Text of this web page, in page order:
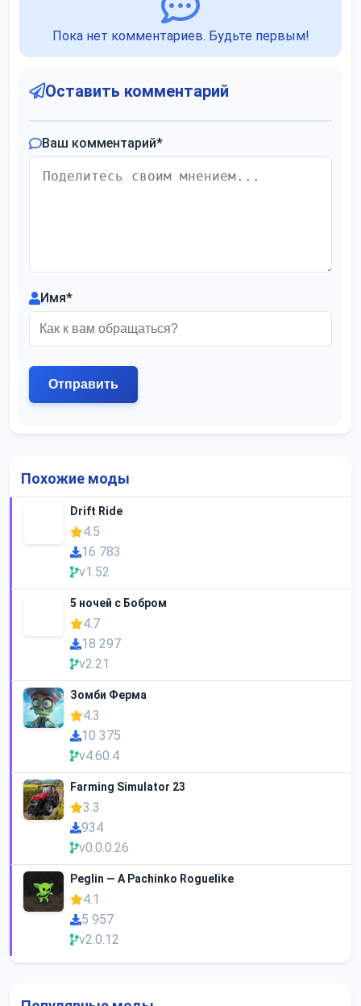
Пока нет комментариев. Будьте первым!
Оставить комментарий
Ваш комментарий*
Имя*
Похожие моды
Drift Ride
4.5
16 783
v1.52
5 ночей с Бобром
4.7
18 297
v2.21
Зомби Ферма
4.3
10 375
v4.60.4
Farming Simulator 23
3.3
934
v0.0.0.26
Peglin — A Pachinko Roguelike
4.1
5 957
v2.0.12